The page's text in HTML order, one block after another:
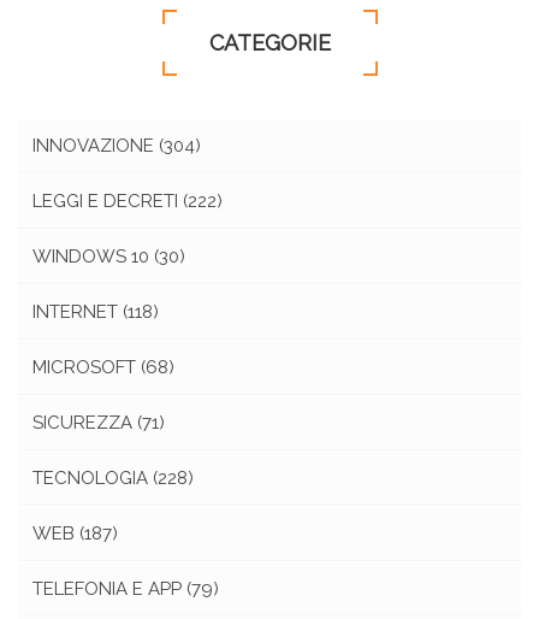
CATEGORIE
INNOVAZIONE (304)
LEGGI E DECRETI (222)
WINDOWS 10 (30)
INTERNET (118)
MICROSOFT (68)
SICUREZZA (71)
TECNOLOGIA (228)
WEB (187)
TELEFONIA E APP (79)